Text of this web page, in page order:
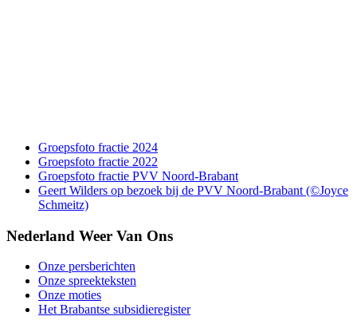
Groepsfoto fractie 2024
Groepsfoto fractie 2022
Groepsfoto fractie PVV Noord-Brabant
Geert Wilders op bezoek bij de PVV Noord-Brabant (©Joyce
Schmeitz)
Nederland Weer Van Ons
Onze persberichten
Onze spreekteksten
Onze moties
Het Brabantse subsidieregister